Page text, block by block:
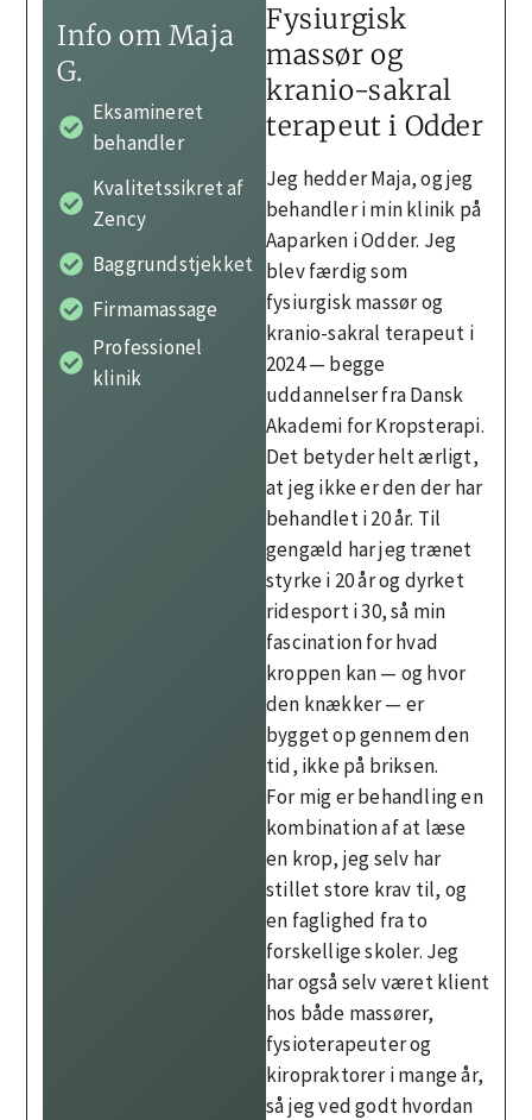
Info om Maja
G.
Eksamineret
behandler
Kvalitetssikret af
Zency
Baggrundstjekket
Firmamassage
Professionel
klinik
Fysiurgisk
massør og
kranio-sakral
terapeut i Odder
Jeg hedder Maja, og jeg
behandler i min klinik på
Aaparken i Odder. Jeg
blev færdig som
fysiurgisk massør og
kranio-sakral terapeut i
2024 — begge
uddannelser fra Dansk
Akademi for Kropsterapi.
Det betyder helt ærligt,
at jeg ikke er den der har
behandlet i 20 år. Til
gengæld har jeg trænet
styrke i 20 år og dyrket
ridesport i 30, så min
fascination for hvad
kroppen kan — og hvor
den knækker — er
bygget op gennem den
tid, ikke på briksen.
For mig er behandling en
kombination af at læse
en krop, jeg selv har
stillet store krav til, og
en faglighed fra to
forskellige skoler. Jeg
har også selv været klient
hos både massører,
fysioterapeuter og
kiropraktorer i mange år,
så jeg ved godt hvordan